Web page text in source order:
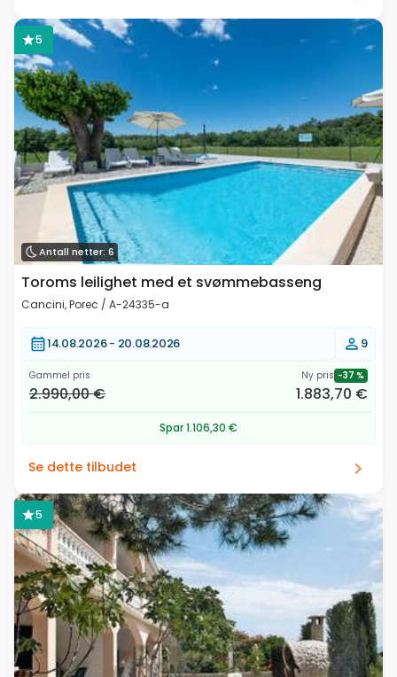
Antall netter: 6
5
Toroms leilighet med et svømmebasseng
Cancini, Porec / A-24335-a
14.08.2026 - 20.08.2026 9
Gammel pris
2.990,00 €
Ny pris -37 %
1.883,70 €
Spar 1.106,30 €
Se dette tilbudet
5